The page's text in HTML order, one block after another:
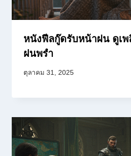
หนังฟีลกู๊ดรับหน้าฝน ดูเพ
ฝนพรำ
ตุลาคม 31, 2025